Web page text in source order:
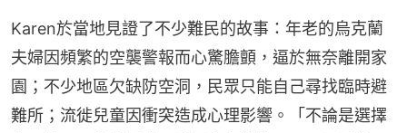
Karen於當地見證了不少難民的故事：年老的烏克蘭
夫婦因頻繁的空襲警報而心驚膽顫，逼於無奈離開家
園；不少地區欠缺防空洞，民眾只能自己尋找臨時避
難所；流徙兒童因衝突造成心理影響。「不論是選擇